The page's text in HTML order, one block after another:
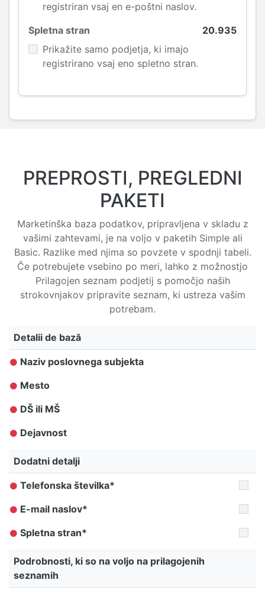
registriran vsaj en e-poštni naslov.
Spletna stran
20.935
Prikažite samo podjetja, ki imajo
registrirano vsaj eno spletno stran.
PREPROSTI, PREGLEDNI
PAKETI
Marketinška baza podatkov, pripravljena v skladu z
vašimi zahtevami, je na voljo v paketih Simple ali
Basic. Razlike med njima so povzete v spodnji tabeli.
Če potrebujete vsebino po meri, lahko z možnostjo
Prilagojen seznam podjetij s pomočjo naših
strokovnjakov pripravite seznam, ki ustreza vašim
potrebam.
Detalii de bază
Naziv poslovnega subjekta
Mesto
DŠ ili MŠ
Dejavnost
Dodatni detalji
Telefonska številka*
E-mail naslov*
Spletna stran*
Podrobnosti, ki so na voljo na prilagojenih
seznamih